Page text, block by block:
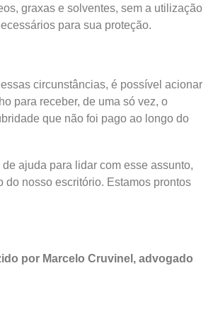
graxas e solventes, sem a utilização
para sua proteção.
circunstâncias, é possível acionar
para receber, de uma só vez, o
que não foi pago ao longo do
ajuda para lidar com esse assunto,
do nosso escritório. Estamos prontos
por Marcelo Cruvinel, advogado